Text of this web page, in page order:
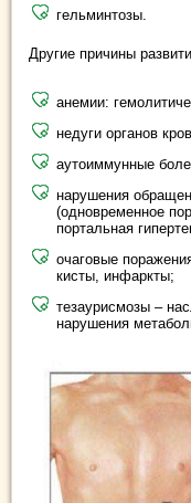
гельминтозы.
Другие причины
анемии:
недуги органов
аутоиммунные
нарушения
(одновременное
портальная
очаговые
кисты, инфаркты;
тезаурисмозы –
нарушения